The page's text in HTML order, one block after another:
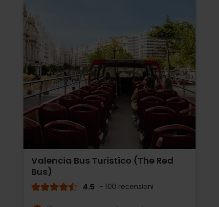
Valencia Bus Turistico (The Red
Bus)
4.5 - 100 recensioni